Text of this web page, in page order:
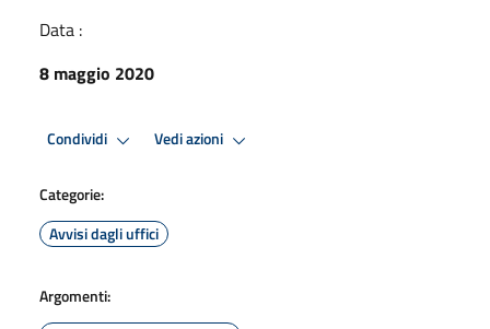
Data :
8 maggio 2020
Condividi Vedi azioni
Categorie:
Avvisi dagli uffici
Argomenti: